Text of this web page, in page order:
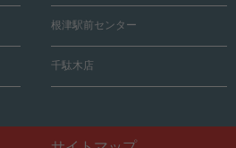
根津駅前センター
千駄木店